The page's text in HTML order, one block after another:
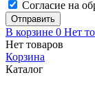
Согласие на
Отправить
В корзине 0 Нет
Нет товаров
Корзина
Каталог